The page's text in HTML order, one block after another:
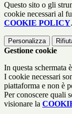
Questo sito o gli
cookie necessari al
COOKIE POLICY.
Personalizza
Gestione cookie
In questa schermata
I cookie necessari
piattaforma e non è
Per conoscere quali
visionare la